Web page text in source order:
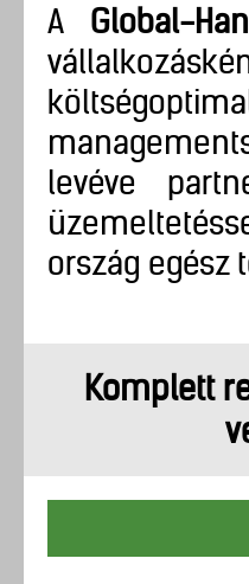
A Global-
levéve
ország egész
Komplett